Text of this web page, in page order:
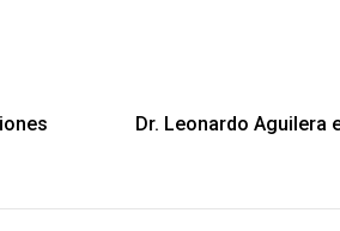
Dr. Leonardo Aguilera